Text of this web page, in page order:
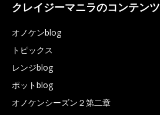
クレイジーマニラのコンテンツ
オノケンblog
トピックス
レンジblog
ポットblog
オノケンシーズン２第二章